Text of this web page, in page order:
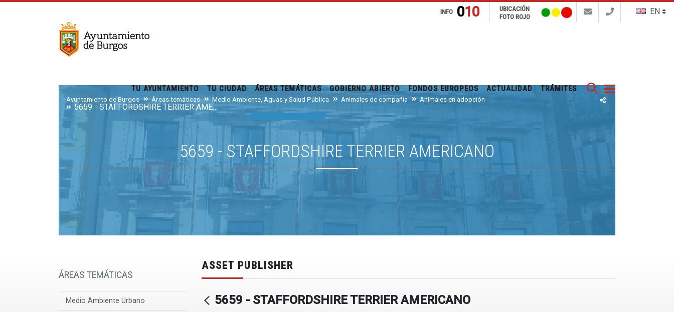
Buscar
INFO 010
UBICACIÓN
FOTO ROJO
TU AYUNTAMIENTO TU CIUDAD ÁREAS TEMÁTICAS GOBIERNO ABIERTO FONDOS EUROPEOS ACTUALIDAD TRÁMITES
Ayuntamiento de Burgos Áreas temáticas Medio Ambiente, Aguas y Salud Pública Animales de compañía Animales en adopción
5659 - STAFFORDSHIRE TERRIER AMERICANO
5659 - STAFFORDSHIRE TERRIER AMERICANO
ÁREAS TEMÁTICAS
Medio Ambiente Urbano
ASSET PUBLISHER
5659 - STAFFORDSHIRE TERRIER AMERICANO